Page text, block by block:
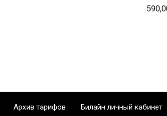
Архив тарифов Билайн личный кабинет